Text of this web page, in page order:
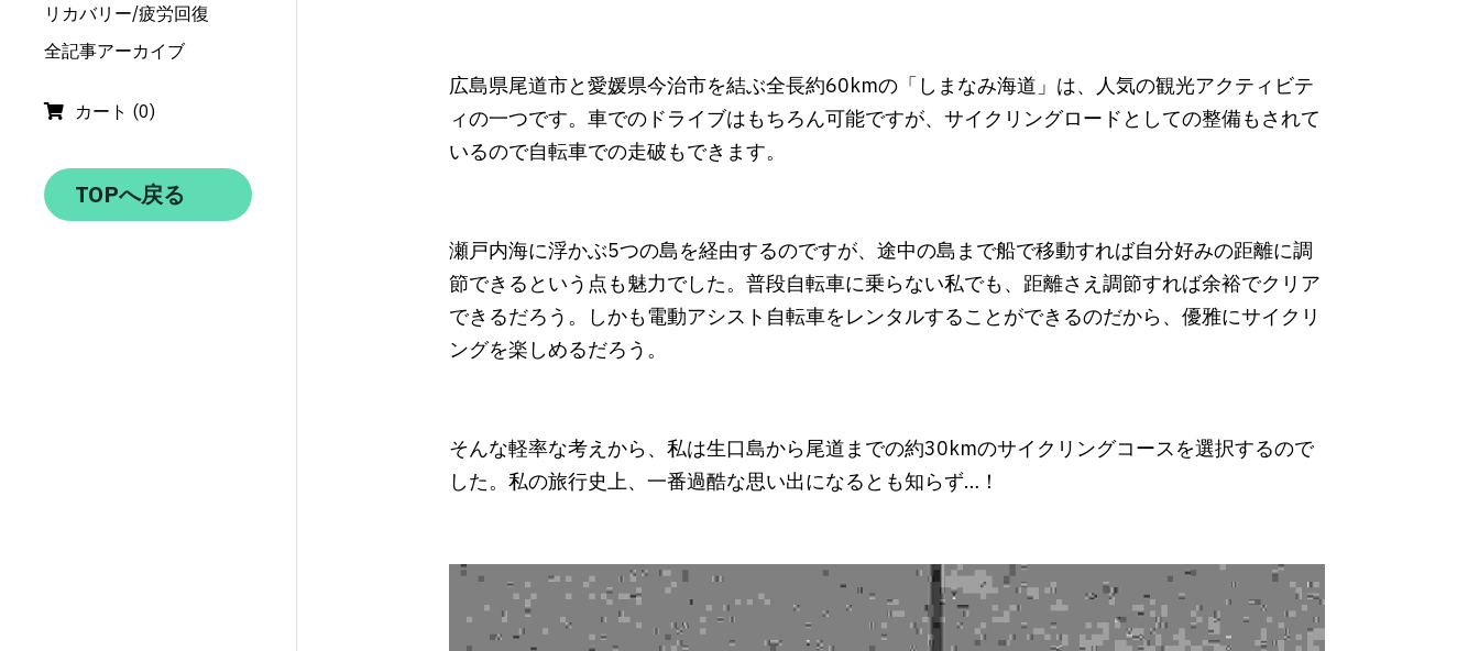
リカバリー/疲労回復
全記事アーカイブ
カート (0)
TOPへ戻る
広島県尾道市と愛媛県今治市を結ぶ全長約60kmの「しまなみ海道」は、人気の観光アクティビテ
ィの一つです。車でのドライブはもちろん可能ですが、サイクリングロードとしての整備もされて
いるので自転車での走破もできます。
瀬戸内海に浮かぶ5つの島を経由するのですが、途中の島まで船で移動すれば自分好みの距離に調
節できるという点も魅力でした。普段自転車に乗らない私でも、距離さえ調節すれば余裕でクリア
できるだろう。しかも電動アシスト自転車をレンタルすることができるのだから、優雅にサイクリ
ングを楽しめるだろう。
そんな軽率な考えから、私は生口島から尾道までの約30kmのサイクリングコースを選択するので
した。私の旅行史上、一番過酷な思い出になるとも知らず…！